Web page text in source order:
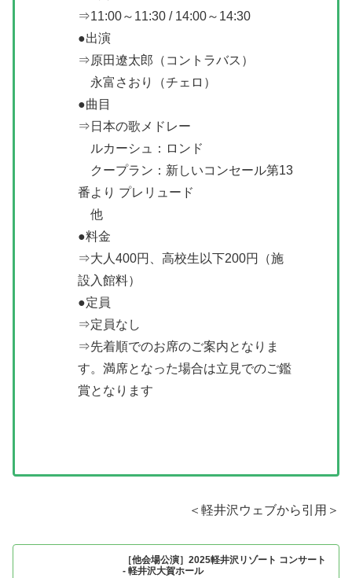
⇒11:00～11:30 / 14:00～14:30
●出演
⇒原田遼太郎（コントラバス）
永富さおり（チェロ）
●曲目
⇒日本の歌メドレー
ルカーシュ：ロンド
クープラン：新しいコンセール第13
番より プレリュード
他
●料金
⇒大人400円、高校生以下200円（施
設入館料）
●定員
⇒定員なし
⇒先着順でのお席のご案内となりま
す。満席となった場合は立見でのご鑑
賞となります
＜軽井沢ウェブから引用＞
［他会場公演］2025軽井沢リゾート コンサート
- 軽井沢大賀ホール